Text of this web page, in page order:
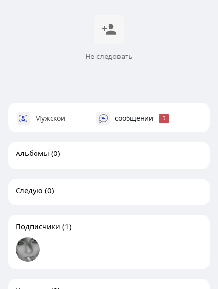
Не следовать
Мужской сообщений 0
Альбомы (0)
Следую (0)
Подписчики (1)